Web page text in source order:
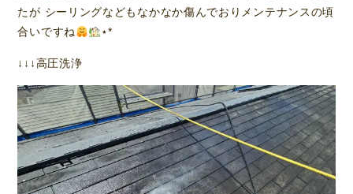
たが シーリングなどもなかなか傷んでおりメンテナンスの頃
合いですね
⋆*
↓↓↓高圧洗浄